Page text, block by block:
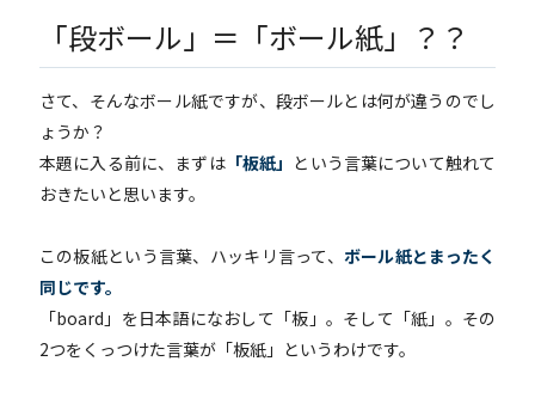
「段ボール」＝「ボール紙」？？
さて、そんなボール紙ですが、段ボールとは何が違うのでし
ょうか？
本題に入る前に、まずは「板紙」 という言葉について触れて
おきたいと思います。
この板紙という言葉、ハッキリ言って、 ボール紙とまったく
同じです。
「board」を日本語になおして「板」。そして「紙」。その
2つをくっつけた言葉が「板紙」というわけです。